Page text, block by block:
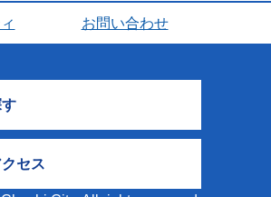
お問い合わせ
セス